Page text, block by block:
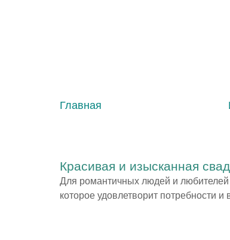
Главная
Красивая и изысканная
Для романтичных людей и
которое удовлетворит потребности